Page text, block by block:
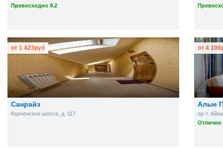
Превосходно 9.2
Санрайз
Керченское шоссе, д. 117
от 1 423руб
Алые
пр-т.
Отлично
от 4 106